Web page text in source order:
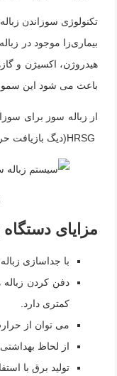
تكنولوژی سوزاندن
بيماری‌زا موجود در
هیدروژن، اکسیژن و
باعث می شود این سموم از بین در تولید
از زباله سوز برای
مزایای دستگاه
با جداسازی
دفن کردن
کمتری دارد.
می توان از
از لحاظ
تولید برق با